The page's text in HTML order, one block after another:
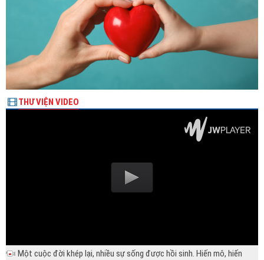
THƯ VIỆN VIDEO
Một cuộc đời khép lại, nhiều sự sống được hồi sinh. Hiến mô, hiến